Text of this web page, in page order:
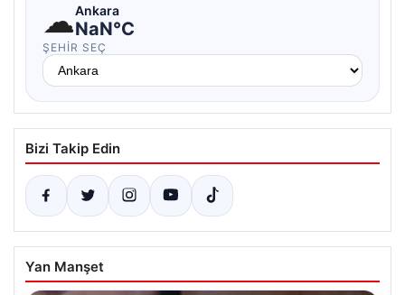
☁Ankara
NaN°C
ŞEHIR SEÇ
Bizi Takip Edin
Yan Manşet